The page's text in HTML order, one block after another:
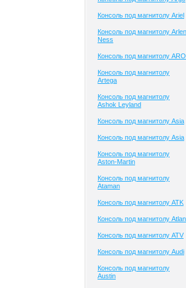
Консоль под магнитолу Ariel
Консоль под магнитолу Arlen
Ness
Консоль под магнитолу ARO
Консоль под магнитолу
Artega
Консоль под магнитолу
Ashok Leyland
Консоль под магнитолу Asia
Консоль под магнитолу Asia
Консоль под магнитолу
Aston-Martin
Консоль под магнитолу
Ataman
Консоль под магнитолу ATK
Консоль под магнитолу
Консоль под магнитолу ATV
Консоль под магнитолу Audi
Консоль под магнитолу
Austin